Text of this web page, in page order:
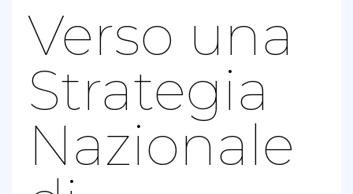
Verso una
Strategia
Nazionale